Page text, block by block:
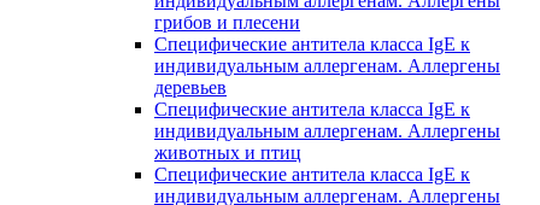
грибов и плесени
Специфические антитела класса IgE к
индивидуальным аллергенам. Аллергены
деревьев
Специфические антитела класса IgE к
индивидуальным аллергенам. Аллергены
животных и птиц
Специфические антитела класса IgE к
индивидуальным аллергенам. Аллергены